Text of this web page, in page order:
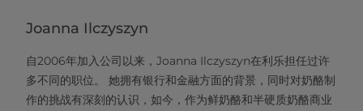
Joanna Ilczyszyn
自2006年加入公司以来，Joanna Ilczyszyn在利乐担任过许
多不同的职位。 她拥有银行和金融方面的背景，同时对奶酪制
作的挑战有深刻的认识，如今，作为鲜奶酪和半硬质奶酪商业